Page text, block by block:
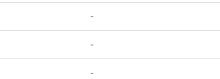
-
-
-